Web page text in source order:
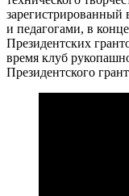
и педагогами, в
Президентских
время клуб
Президентского